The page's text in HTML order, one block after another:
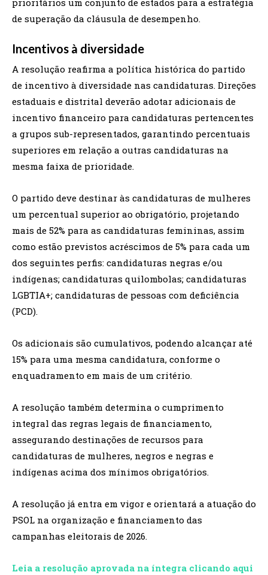
de superação da cláusula de desempenho.
Incentivos à diversidade
A resolução reafirma a política histórica do partido
de incentivo à diversidade nas candidaturas. Direções
estaduais e distrital deverão adotar adicionais de
incentivo financeiro para candidaturas pertencentes
a grupos sub-representados, garantindo percentuais
superiores em relação a outras candidaturas na
mesma faixa de prioridade.
O partido deve destinar às candidaturas de mulheres
um percentual superior ao obrigatório, projetando
mais de 52% para as candidaturas femininas, assim
como estão previstos acréscimos de 5% para cada um
dos seguintes perfis: candidaturas negras e/ou
indígenas; candidaturas quilombolas; candidaturas
LGBTIA+; candidaturas de pessoas com deficiência
(PCD).
Os adicionais são cumulativos, podendo alcançar até
15% para uma mesma candidatura, conforme o
enquadramento em mais de um critério.
A resolução também determina o cumprimento
integral das regras legais de financiamento,
assegurando destinações de recursos para
candidaturas de mulheres, negros e negras e
indígenas acima dos mínimos obrigatórios.
A resolução já entra em vigor e orientará a atuação do
PSOL na organização e financiamento das
campanhas eleitorais de 2026.
Leia a resolução aprovada na íntegra clicando aqui